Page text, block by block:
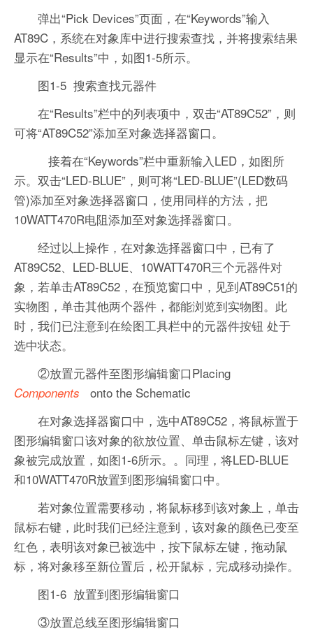
弹出“Pick Devices”页面，在“Keywords”输入
AT89C，系统在对象库中进行搜索查找，并将搜索结果
显示在“Results”中，如图1-5所示。
图1-5 搜索查找元器件
在“Results”栏中的列表项中，双击“AT89C52”，则
可将“AT89C52”添加至对象选择器窗口。
接着在“Keywords”栏中重新输入LED，如图所
示。双击“LED-BLUE”，则可将“LED-BLUE”(LED数码
管)添加至对象选择器窗口，使用同样的方法，把
10WATT470R电阻添加至对象选择器窗口。
经过以上操作，在对象选择器窗口中，已有了
AT89C52、LED-BLUE、10WATT470R三个元器件对
象，若单击AT89C52，在预览窗口中，见到AT89C51的
实物图，单击其他两个器件，都能浏览到实物图。此
时，我们已注意到在绘图工具栏中的元器件按钮 处于
选中状态。
②放置元器件至图形编辑窗口Placing
Components
onto the Schematic
在对象选择器窗口中，选中AT89C52，将鼠标置于
图形编辑窗口该对象的欲放位置、单击鼠标左键，该对
象被完成放置，如图1-6所示。。同理，将LED-BLUE
和10WATT470R放置到图形编辑窗口中。
若对象位置需要移动，将鼠标移到该对象上，单击
鼠标右键，此时我们已经注意到，该对象的颜色已变至
红色，表明该对象已被选中，按下鼠标左键，拖动鼠
标，将对象移至新位置后，松开鼠标，完成移动操作。
图1-6 放置到图形编辑窗口
③放置总线至图形编辑窗口